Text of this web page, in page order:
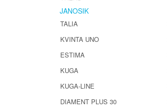
JANOSIK
TALIA
KVINTA UNO
ESTIMA
KUGA
KUGA-LINE
DIAMENT PLUS 30